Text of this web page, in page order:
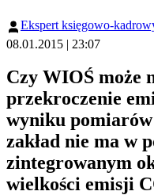
Ekspert księgowo-
08.01.2015 | 23:07
Czy WIOŚ może
przekroczenie
wyniku
zakład nie ma w
zintegrowanym
wielkości emisji